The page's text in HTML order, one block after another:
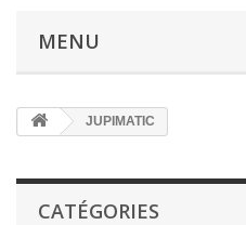
MENU
JUPIMATIC
CATÉGORIES